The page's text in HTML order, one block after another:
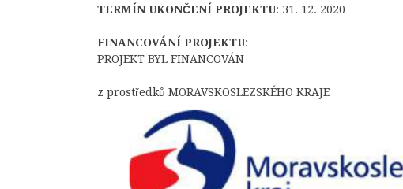
TERMÍN UKONČENÍ PROJEKTU: 31. 12. 2020
FINANCOVÁNÍ PROJEKTU:
PROJEKT BYL FINANCOVÁN
z prostředků MORAVSKOSLEZSKÉHO KRAJE